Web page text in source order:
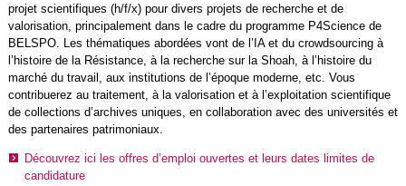
projet scientifiques (h/f/x) pour divers projets de recherche et de
valorisation, principalement dans le cadre du programme P4Science de
BELSPO. Les thématiques abordées vont de l’IA et du crowdsourcing à
l’histoire de la Résistance, à la recherche sur la Shoah, à l’histoire du
marché du travail, aux institutions de l’époque moderne, etc. Vous
contribuerez au traitement, à la valorisation et à l’exploitation scientifique
de collections d’archives uniques, en collaboration avec des universités et
des partenaires patrimoniaux.
Découvrez ici les offres d’emploi ouvertes et leurs dates limites de
candidature